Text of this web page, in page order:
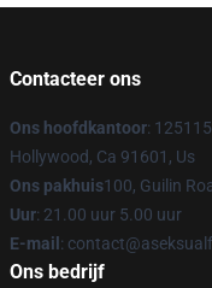
Contacteer ons
Ons hoofdkantoor:
Hollywood, Ca 91601, Us
Ons pakhuis100, Guilin
Uur: 21.00 uur 5.00 uur
E-mail :
Ons bedrijf